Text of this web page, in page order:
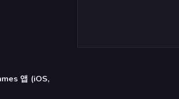
앱 (iOS,